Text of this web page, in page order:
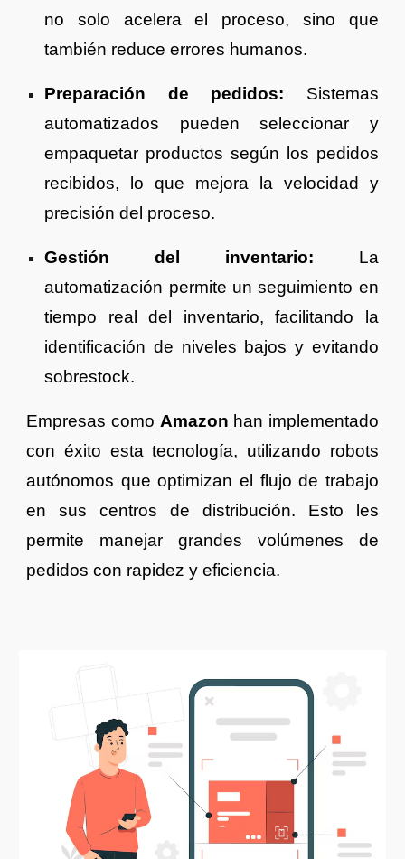
no solo acelera el proceso, sino que
también reduce errores humanos.
Preparación de pedidos: Sistemas
automatizados pueden seleccionar y
empaquetar productos según los pedidos
recibidos, lo que mejora la velocidad y
precisión del proceso.
Gestión del inventario: La
automatización permite un seguimiento en
tiempo real del inventario, facilitando la
identificación de niveles bajos y evitando
sobrestock.
Empresas como Amazon han implementado
con éxito esta tecnología, utilizando robots
autónomos que optimizan el flujo de trabajo
en sus centros de distribución. Esto les
permite manejar grandes volúmenes de
pedidos con rapidez y eficiencia.